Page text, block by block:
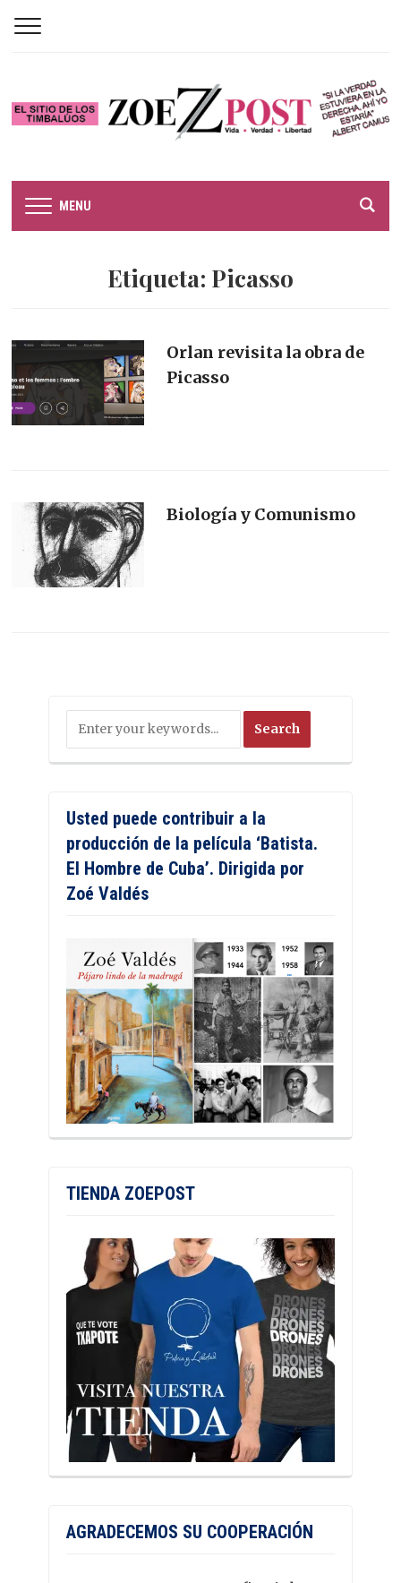
MENU
Etiqueta: Picasso
Orlan revisita la obra de
Picasso
Biología y Comunismo
Usted puede contribuir a la
producción de la película ‘Batista.
El Hombre de Cuba’. Dirigida por
Zoé Valdés
TIENDA ZOEPOST
AGRADECEMOS SU COOPERACIÓN